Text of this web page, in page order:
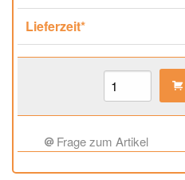
Lieferzeit*
Frage zum Artikel